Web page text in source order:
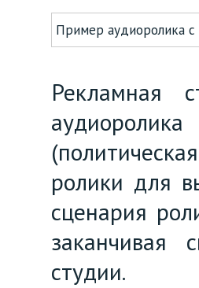
Пример аудиоролика
Рекламная
ролики для
сценария
заканчивая
студии.